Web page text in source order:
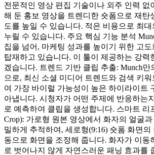
전문적인 영상 편집 기술이나 외주 인력 없
해 둔 홍보 영상을 트렌디한 숏폼으로 재탄
도를 높일 수 있습니다. 적은 비용으로 최
누릴 수 있습니다. 주요 핵심 기능 분석
집을 넘어, 마케팅 성과를 높이기 위한 고
탑재하고 있습니다. 이 툴이 제공하는 강력
겠습니다. 트렌드 기반 클립 추출: Munch만
으로, 최신 소셜 미디어 트렌드와 검색 키
여 가장 바이럴 가능성이 높은 하이라이트
아냅니다. 시청자가 어떤 주제에 반응하는
로 예측하여 클립을 생성합니다. 스마트 리
Crop): 가로형 원본 영상에서 화자의 얼굴
밀하게 추적하여, 세로형(9:16) 숏폼 화면
동으로 화면을 조정해 줍니다. 화자가 이동
로 벗어나지 않게 자연스러운 패닝 효과를